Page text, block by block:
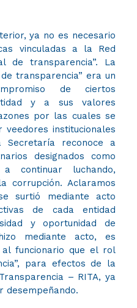
ya no es necesario
vinculadas a la Red
de transparencia”. La
transparencia” era un
de ciertos
y a sus valores
por las cuales se
institucionales
reconoce a
designados como
continuar luchando,
corrupción. Aclaramos
surtió mediante acto
de cada entidad
y oportunidad de
mediante acto, es
funcionario que el rol
para efectos de la
– RITA, ya
desempeñando.